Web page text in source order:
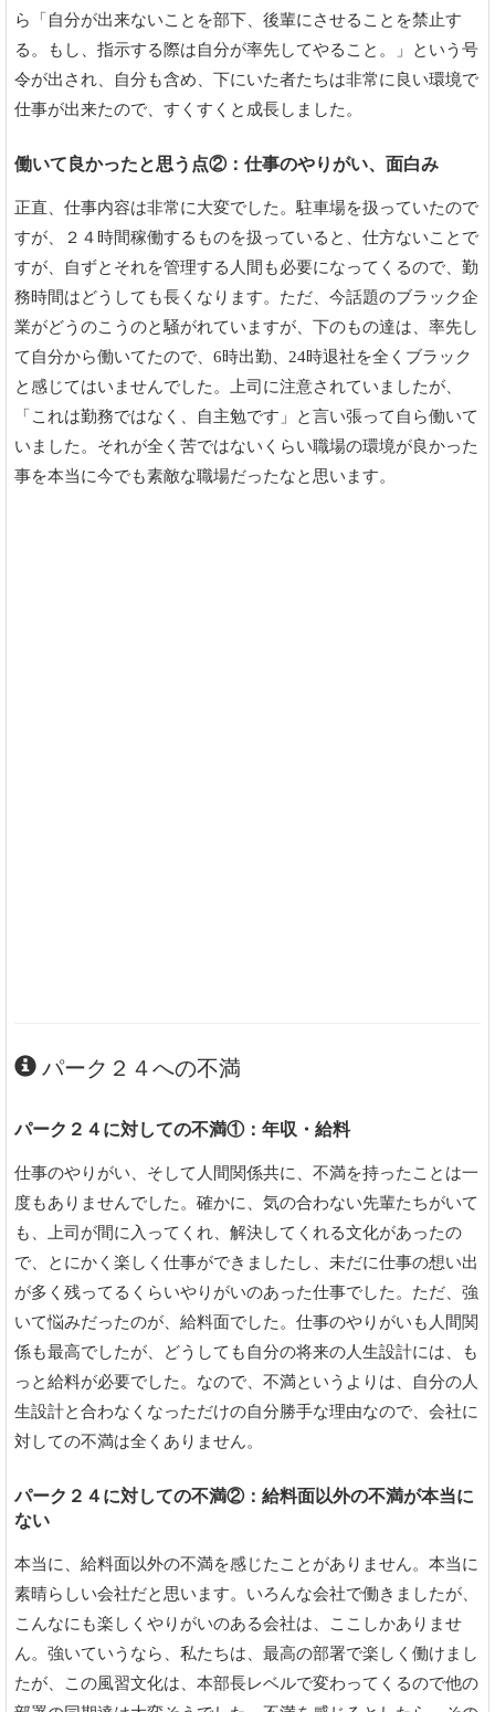
ら「自分が出来ないことを部下、後輩にさせることを禁止す
る。もし、指示する際は自分が率先してやること。」という号
令が出され、自分も含め、下にいた者たちは非常に良い環境で
仕事が出来たので、すくすくと成長しました。
働いて良かったと思う点②：仕事のやりがい、面白み
正直、仕事内容は非常に大変でした。駐車場を扱っていたので
すが、２４時間稼働するものを扱っていると、仕方ないことで
すが、自ずとそれを管理する人間も必要になってくるので、勤
務時間はどうしても長くなります。ただ、今話題のブラック企
業がどうのこうのと騒がれていますが、下のもの達は、率先し
て自分から働いてたので、6時出勤、24時退社を全くブラック
と感じてはいませんでした。上司に注意されていましたが、
「これは勤務ではなく、自主勉です」と言い張って自ら働いて
いました。それが全く苦ではないくらい職場の環境が良かった
事を本当に今でも素敵な職場だったなと思います。
パーク２４への不満
パーク２４に対しての不満①：年収・給料
仕事のやりがい、そして人間関係共に、不満を持ったことは一
度もありませんでした。確かに、気の合わない先輩たちがいて
も、上司が間に入ってくれ、解決してくれる文化があったの
で、とにかく楽しく仕事ができましたし、未だに仕事の想い出
が多く残ってるくらいやりがいのあった仕事でした。ただ、強
いて悩みだったのが、給料面でした。仕事のやりがいも人間関
係も最高でしたが、どうしても自分の将来の人生設計には、も
っと給料が必要でした。なので、不満というよりは、自分の人
生設計と合わなくなっただけの自分勝手な理由なので、会社に
対しての不満は全くありません。
パーク２４に対しての不満②：給料面以外の不満が本当に
ない
本当に、給料面以外の不満を感じたことがありません。本当に
素晴らしい会社だと思います。いろんな会社で働きましたが、
こんなにも楽しくやりがいのある会社は、ここしかありませ
ん。強いていうなら、私たちは、最高の部署で楽しく働けまし
たが、この風習文化は、本部長レベルで変わってくるので他の